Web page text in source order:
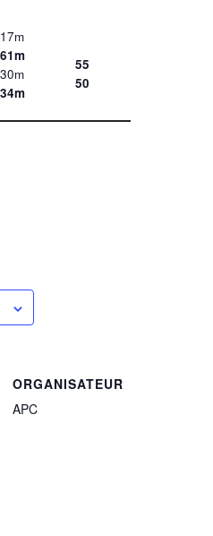
55
50
ORGANISATEUR
APC